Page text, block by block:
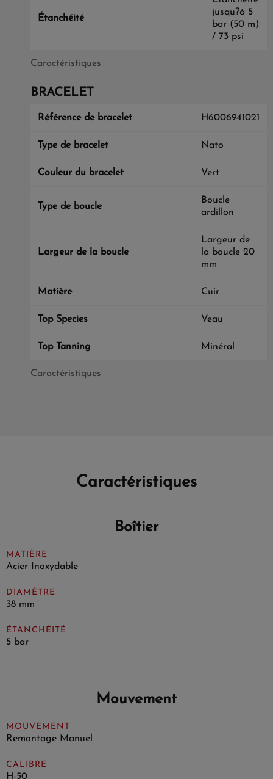
Caractéristiques
Étanchéité
jusqu?à 5
bar (50 m)
/ 73 psi
BRACELET
Caractéristiques
Référence de bracelet H6006941021
Type de bracelet Nato
Couleur du bracelet Vert
Type de boucle
Boucle
ardillon
Largeur de la boucle
Largeur de
la boucle 20
mm
Matière Cuir
Top Species Veau
Top Tanning Minéral
Caractéristiques
Boîtier
MATIÈRE
Acier Inoxydable
DIAMÈTRE
38 mm
ÉTANCHÉITÉ
5 bar
Mouvement
MOUVEMENT
Remontage Manuel
CALIBRE
H-50